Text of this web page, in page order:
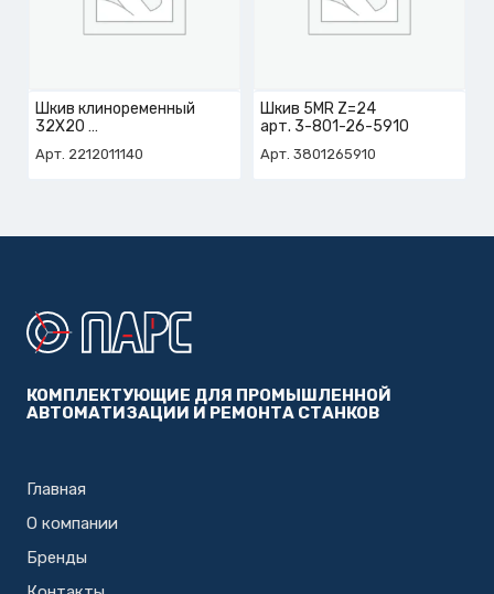
Шкив клиноременный
32X20
Арт. 2212011140
Шкив 5MR Z=24
арт. 3-801-26-5910
Арт. 3801265910
КОМПЛЕКТУЮЩИЕ ДЛЯ ПРОМЫШЛЕННОЙ
АВТОМАТИЗАЦИИ И РЕМОНТА СТАНКОВ
Главная
О компании
Бренды